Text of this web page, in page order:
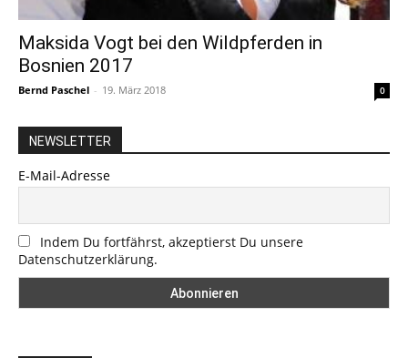
Maksida Vogt bei den Wildpferden in
Bosnien 2017
Bernd Paschel - 19. März 2018 0
NEWSLETTER
E-Mail-Adresse
Indem Du fortfährst, akzeptierst Du unsere
Datenschutzerklärung.